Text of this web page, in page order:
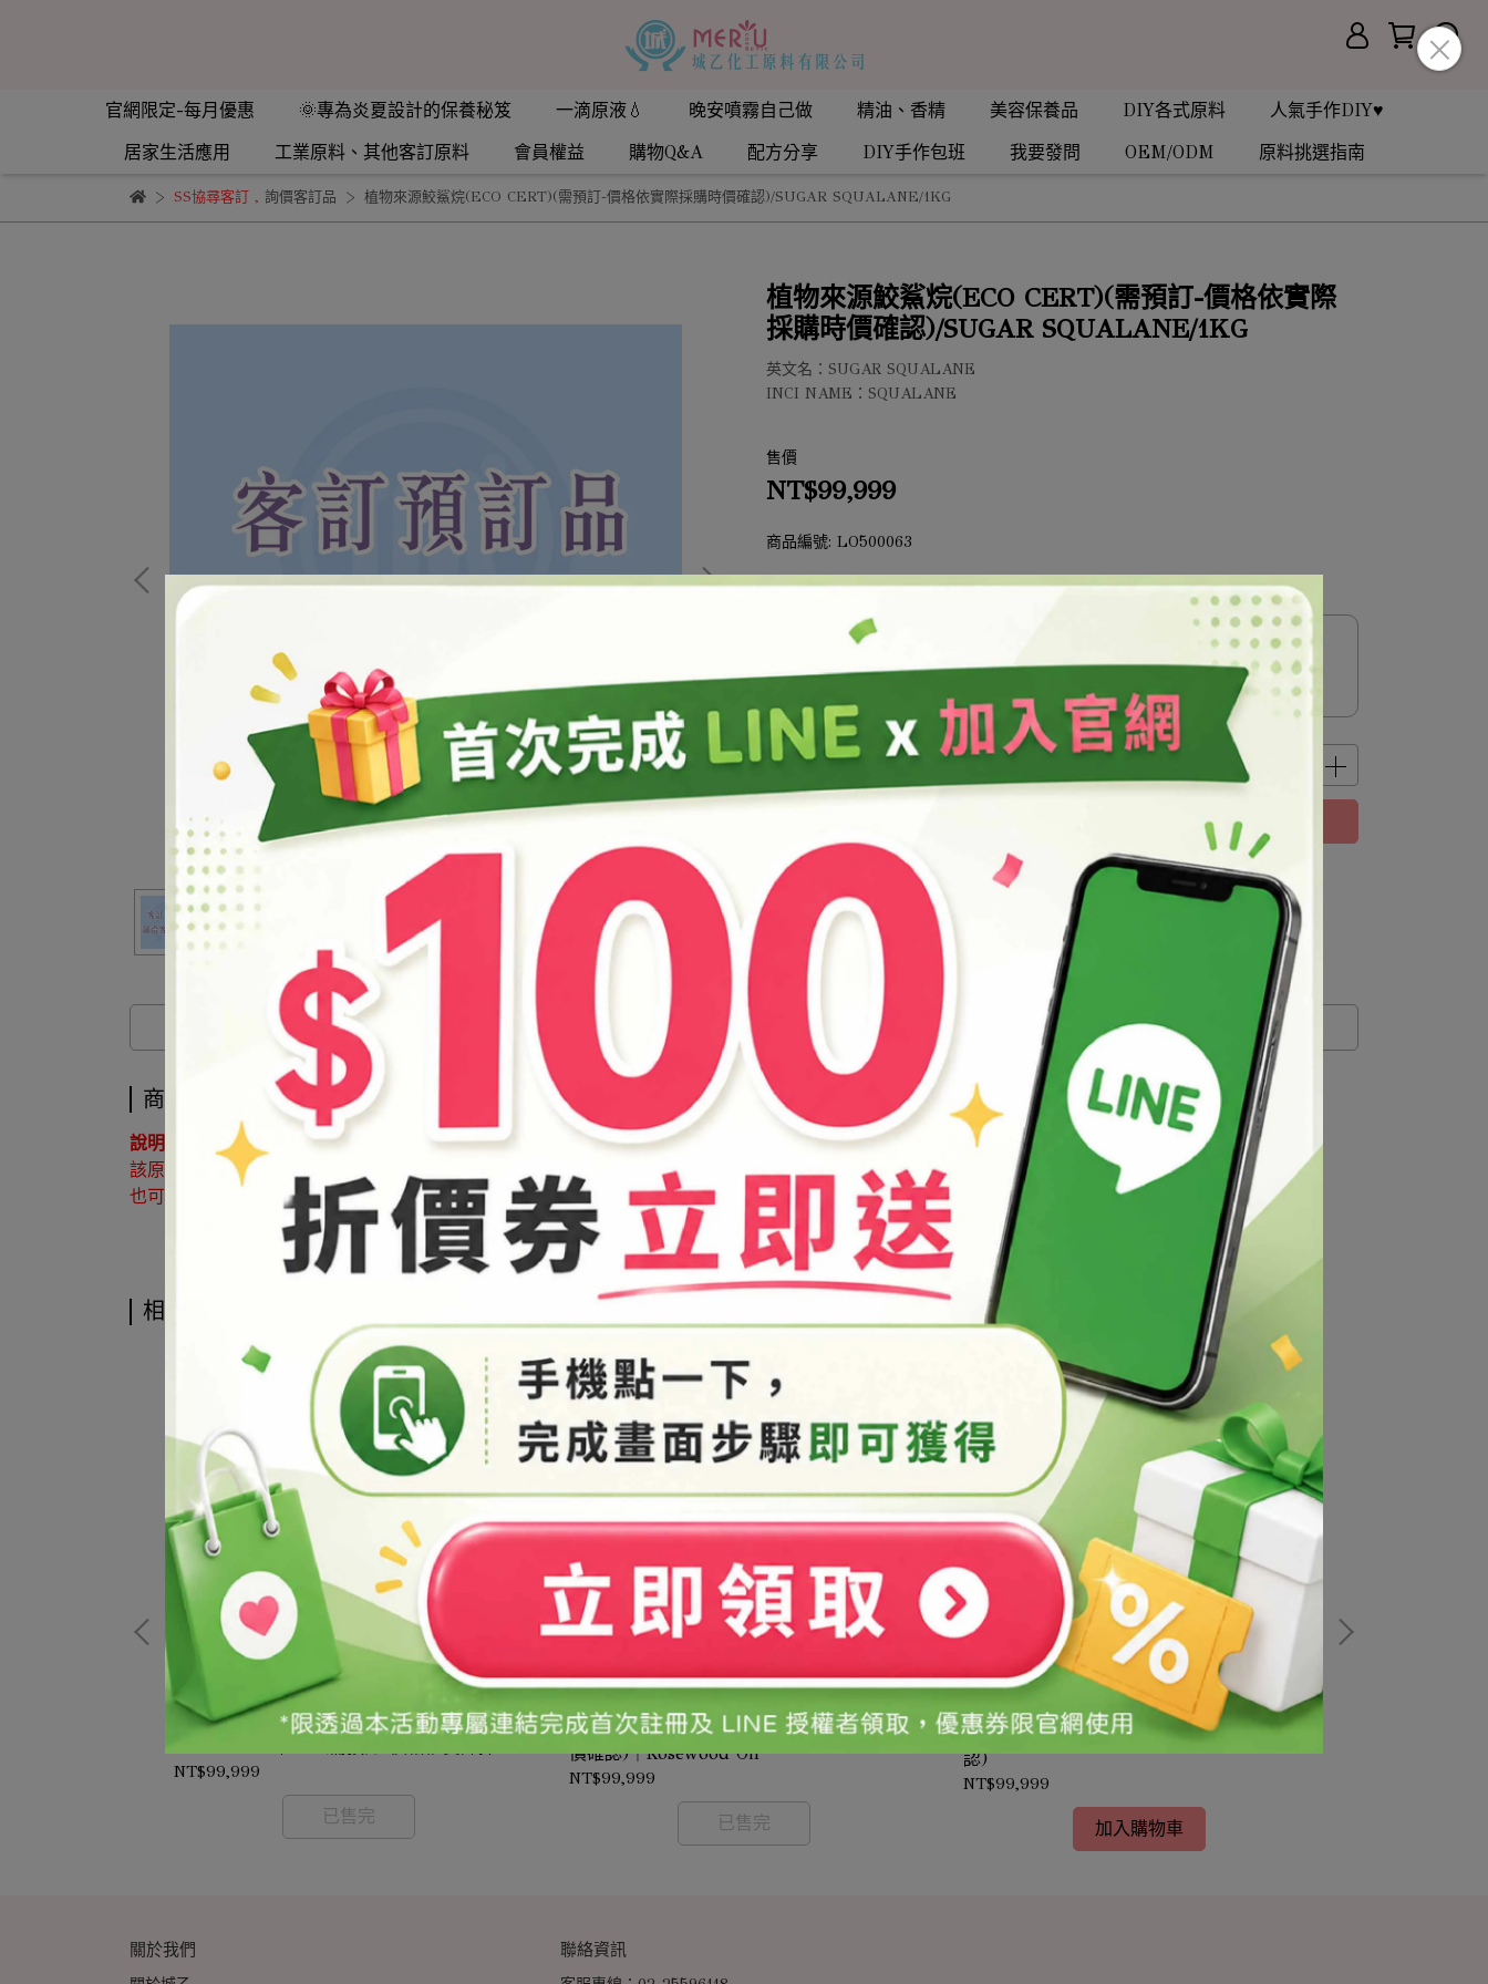
官網限定-每月優惠 🌞專為炎夏設計的保養秘笈 一滴原液💧 晚安噴霧自己做 精油、香精 美容保養品 DIY各式原料
人氣手作DIY♥
居家生活應用
工業原料、其他客訂原料 會員權益 購物Q&A 配方分享 DIY手作包班 我要發問 OEM/ODM 原料挑選指南
SS協尋客訂, 詢價客訂品 植物來源鮫鯊烷(ECO CERT)(需預訂-價格依實際採購時價確認)/SUGAR SQUALANE/1KG
植物來源鮫鯊烷(ECO CERT)(需預訂-價格依實際
採購時價確認)/SUGAR SQUALANE/1KG
英文名：SUGAR SQUALANE
INCI NAME：SQUALANE
售價
NT$99,999
商品編號: LO500063
此商品參與的優惠活動
結帳加購
商品介紹
商品介紹
說明 ：
該原料屬於協尋客訂品，如有購買需求請來電洽詢02-25596118
也可利用 LINE@官方帳號詢問 帳號搜尋「@syb1803x」
相關商品
保濕乾洗手凝露/Alcohol-Based Hand
時價確認)
NT$99,999
已售完
花梨木精油/1kg(需預訂-價格依實際採購時
價確認)｜Rosewood Oil
NT$99,999
已售完
天平200G/台(需預訂-價格依實際採購時價確
認)
NT$99,999
加入購物車
關於我們 聯絡資訊